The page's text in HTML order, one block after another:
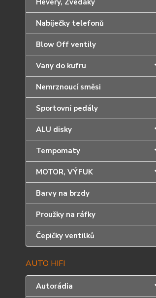
Hevery, Zvedáky
Nabíječky telefonů
Blow Off ventily
Vany do kufru
Nemrznoucí směsi
Sportovní pedály
ALU disky
Tempomaty
MOTOR, VÝFUK
Barvy na brzdy
Proužky na ráfky
Čepičky ventilků
AUTO HIFI
Autorádia